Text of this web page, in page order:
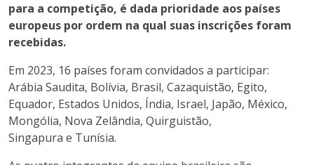
para a competição, é dada prioridade aos países
europeus por ordem na qual suas inscrições foram
recebidas.
Em 2023, 16 países foram convidados a participar:
Arábia Saudita, Bolívia, Brasil, Cazaquistão, Egito,
Equador, Estados Unidos, Índia, Israel, Japão, México,
Mongólia, Nova Zelândia, Quirguistão,
Singapura e Tunísia.